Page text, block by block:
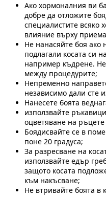
Ако хормоналния ви
добре да отложите
специалистите всяко
влияние върху
Не нанасяйте боя ако
подлагали косата си
например къдрене.
между процедурите;
Непременно
независимо дали сте
Нанесете боята
използвайте
оцветяване на
Боядисвайте се в
поне 20 градуса;
За разресване на
използвайте едър
защото косата
към накъсване;
Не втривайте боята в